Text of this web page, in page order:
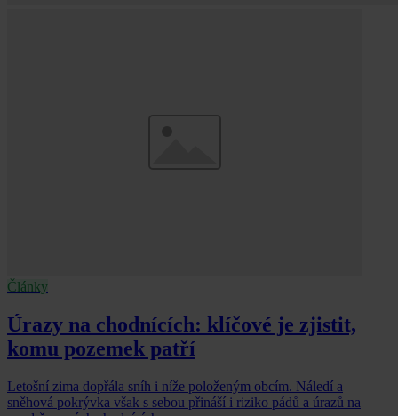
Články
Úrazy na chodnících: klíčové je zjistit,
komu pozemek patří
Letošní zima dopřála sníh i níže položeným obcím. Náledí a
sněhová pokrývka však s sebou přináší i riziko pádů a úrazů na